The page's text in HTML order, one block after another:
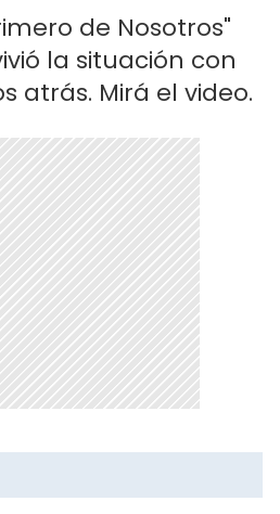
de Nosotros"
la situación con
atrás. Mirá el video.